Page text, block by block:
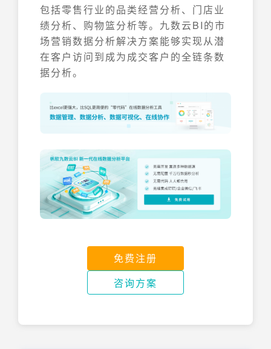
包括零售行业的品类经营分析、门店业
绩分析、购物篮分析等。九数云BI的市
场营销数据分析解决方案能够实现从潜
在客户访问到成为成交客户的全链条数
据分析。
免费注册
咨询方案